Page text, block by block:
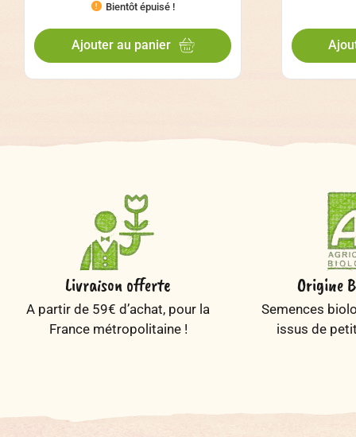
Bientôt épuisé !
Ajouter au panier
Livraison offerte
A partir de 59€ d’achat, pour la
France métropolitaine !
Origine
Semences
issus de